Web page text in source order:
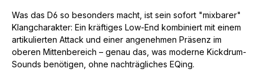
Was das D6 so besonders macht, ist sein sofort "mixbarer"
Klangcharakter: Ein kräftiges Low-End kombiniert mit einem
artikulierten Attack und einer angenehmen Präsenz im
oberen Mittenbereich – genau das, was moderne Kickdrum-
Sounds benötigen, ohne nachträgliches EQing.